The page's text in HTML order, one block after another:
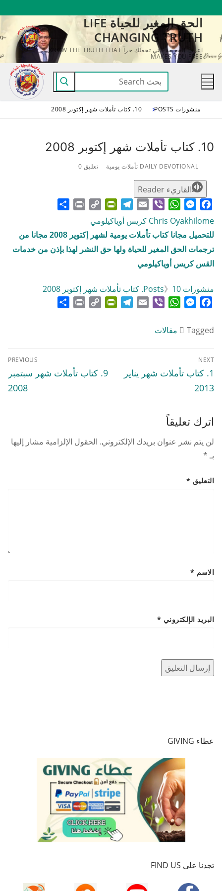
المحتوى
الحق المغير للحياة LIFE
CHANGING TRUTH
اعرف الحقيقة التي تجعلك حراً KNOW THE TRUTH THAT
MAKES YOU FREE
البحث
عن:
منشورات POSTS 10. كتاب تأملات شهر إكتوبر 2008
10. كتاب تأملات شهر إكتوبر 2008
DAILY DEVOTIONAL تأملات يومية تعليق 0
القاريء Reader
Facebook
Messenger
WhatsApp
Viber
Email
Telegram
PrintFriendly
Copy
Print
Chris Oyakhilome كريس أوياكيلومي
للتحميل مجاناكتاب تأملات يومية لشهر إكتوير
2008 مجانا من
ترجمات الحق المغير للحياة ولها حق النشر لهذا بإذن من خدمات
القس كريس أوياكيلومي
منشورات Posts 》 10. كتاب تأملات شهر إكتوبر 2008
Facebook
Messenger
WhatsApp
Viber
Email
Telegram
PrintFriendly
Copy
Print
Tagged مقالات
تصفّح
المقالات
PREVIOUS
Previous
9. كتاب تأملات شهر سبتمبر
2008
NEXT
Next
post:
1. كتاب تأملات شهر يناير
2013
اترك تعليقاً
لن يتم نشر عنوان بريدك الإلكتروني. الحقول الإلزامية مشار إليها
بـ*
التعليق *
الاسم *
البريد الإلكتروني *
عطاء GIVING
تجدنا على FIND US